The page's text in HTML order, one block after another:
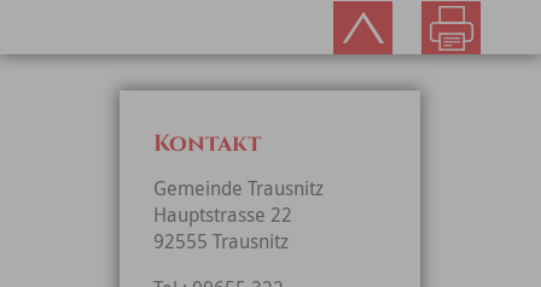
Kontakt
Gemeinde Trausnitz
Hauptstrasse 22
92555 Trausnitz